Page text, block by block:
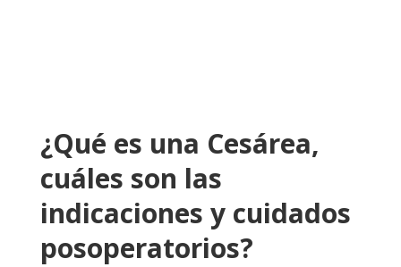
¿Qué es una Cesárea,
cuáles son las
indicaciones y cuidados
posoperatorios?